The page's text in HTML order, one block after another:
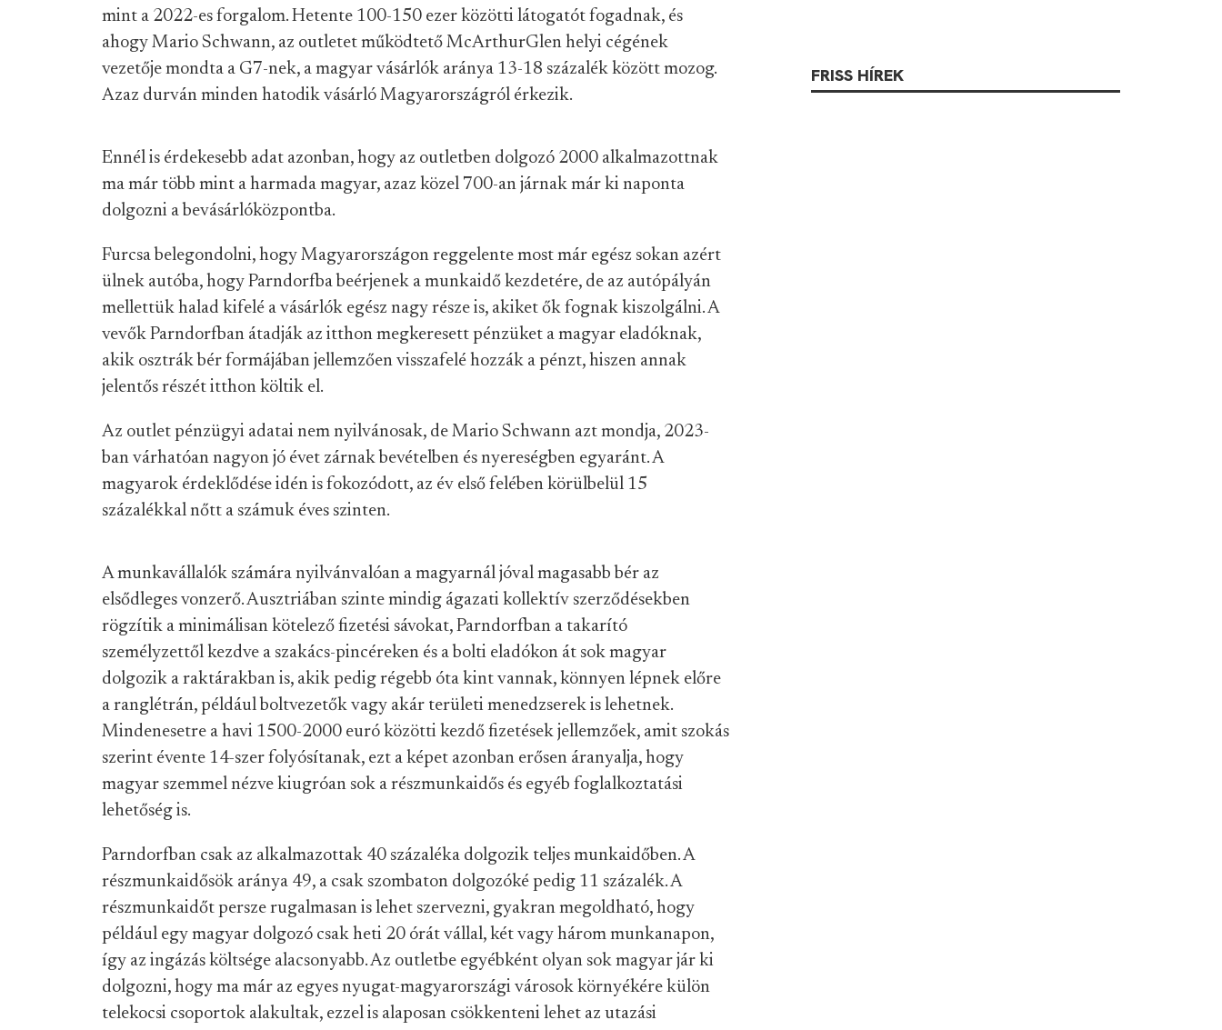
mint a 2022-es forgalom. Hetente 100-150 ezer közötti látogatót fogadnak, és
ahogy Mario Schwann, az outletet működtető McArthurGlen helyi cégének
vezetője mondta a G7-nek, a magyar vásárlók aránya 13-18 százalék között mozog.
Azaz durván minden hatodik vásárló Magyarországról érkezik.
Ennél is érdekesebb adat azonban, hogy az outletben dolgozó 2000 alkalmazottnak
ma már több mint a harmada magyar, azaz közel 700-an járnak már ki naponta
dolgozni a bevásárlóközpontba.
Furcsa belegondolni, hogy Magyarországon reggelente most már egész sokan azért
ülnek autóba, hogy Parndorfba beérjenek a munkaidő kezdetére, de az autópályán
mellettük halad kifelé a vásárlók egész nagy része is, akiket ők fognak kiszolgálni. A
vevők Parndorfban átadják az itthon megkeresett pénzüket a magyar eladóknak,
akik osztrák bér formájában jellemzően visszafelé hozzák a pénzt, hiszen annak
jelentős részét itthon költik el.
Az outlet pénzügyi adatai nem nyilvánosak, de Mario Schwann azt mondja, 2023-
ban várhatóan nagyon jó évet zárnak bevételben és nyereségben egyaránt. A
magyarok érdeklődése idén is fokozódott, az év első felében körülbelül 15
százalékkal nőtt a számuk éves szinten.
A munkavállalók számára nyilvánvalóan a magyarnál jóval magasabb bér az
elsődleges vonzerő. Ausztriában szinte mindig ágazati kollektív szerződésekben
rögzítik a minimálisan kötelező fizetési sávokat, Parndorfban a takarító
személyzettől kezdve a szakács-pincéreken és a bolti eladókon át sok magyar
dolgozik a raktárakban is, akik pedig régebb óta kint vannak, könnyen lépnek előre
a ranglétrán, például boltvezetők vagy akár területi menedzserek is lehetnek.
Mindenesetre a havi 1500-2000 euró közötti kezdő fizetések jellemzőek, amit szokás
szerint évente 14-szer folyósítanak, ezt a képet azonban erősen áranyalja, hogy
magyar szemmel nézve kiugróan sok a részmunkaidős és egyéb foglalkoztatási
lehetőség is.
Parndorfban csak az alkalmazottak 40 százaléka dolgozik teljes munkaidőben. A
részmunkaidősök aránya 49, a csak szombaton dolgozóké pedig 11 százalék. A
részmunkaidőt persze rugalmasan is lehet szervezni, gyakran megoldható, hogy
például egy magyar dolgozó csak heti 20 órát vállal, két vagy három munkanapon,
így az ingázás költsége alacsonyabb. Az outletbe egyébként olyan sok magyar jár ki
dolgozni, hogy ma már az egyes nyugat-magyarországi városok környékére külön
telekocsi csoportok alakultak, ezzel is alaposan csökkenteni lehet az utazási
FRISS HÍREK